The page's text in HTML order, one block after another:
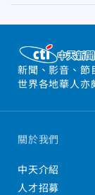
新聞、影音、節
世界各地華人亦
關於我們
中天介紹
人才招募